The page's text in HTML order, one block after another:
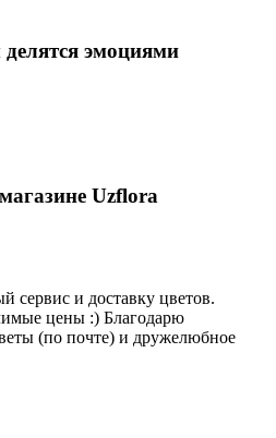
эмоциями
Uzflora
сервис и доставку цветов.
цены :) Благодарю
(по почте) и дружелюбное